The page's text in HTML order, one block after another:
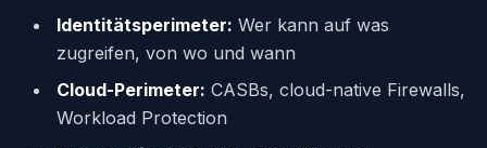
Identitätsperimeter: Wer kann auf was
zugreifen, von wo und wann
Cloud-Perimeter: CASBs, cloud-native Firewalls,
Workload Protection